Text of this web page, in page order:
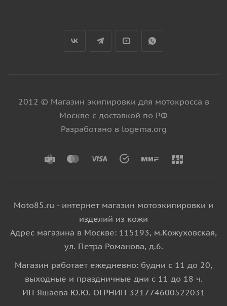
2012 © Магазин экипировки для мотокросса в
Москве с доставкой по РФ
Разработано в logema.org
Moto85.ru - интернет магазин мотоэкипировки и
изделий из кожи
Адрес магазина в Москве: 115193, м.Кожуховская,
ул. Петра Романова, д.6.
Магазин работает ежедневно: будни с 11 до 20,
выходные и праздничные дни с 11 до 18 ч.
ИП Яшаева Ю.Ю. ОГРНИП 321774600522031